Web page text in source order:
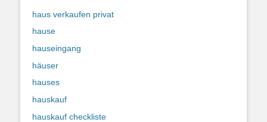
haus verkaufen privat
hause
hauseingang
häuser
hauses
hauskauf
hauskauf checkliste